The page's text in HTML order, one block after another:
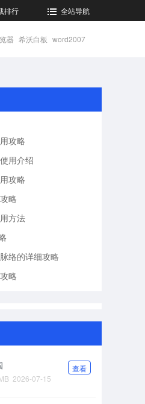
排行 全站导航
器 希沃白板 word2007
攻略
用介绍
攻略
略
方法
络的详细攻略
略
2026-07-15
查看